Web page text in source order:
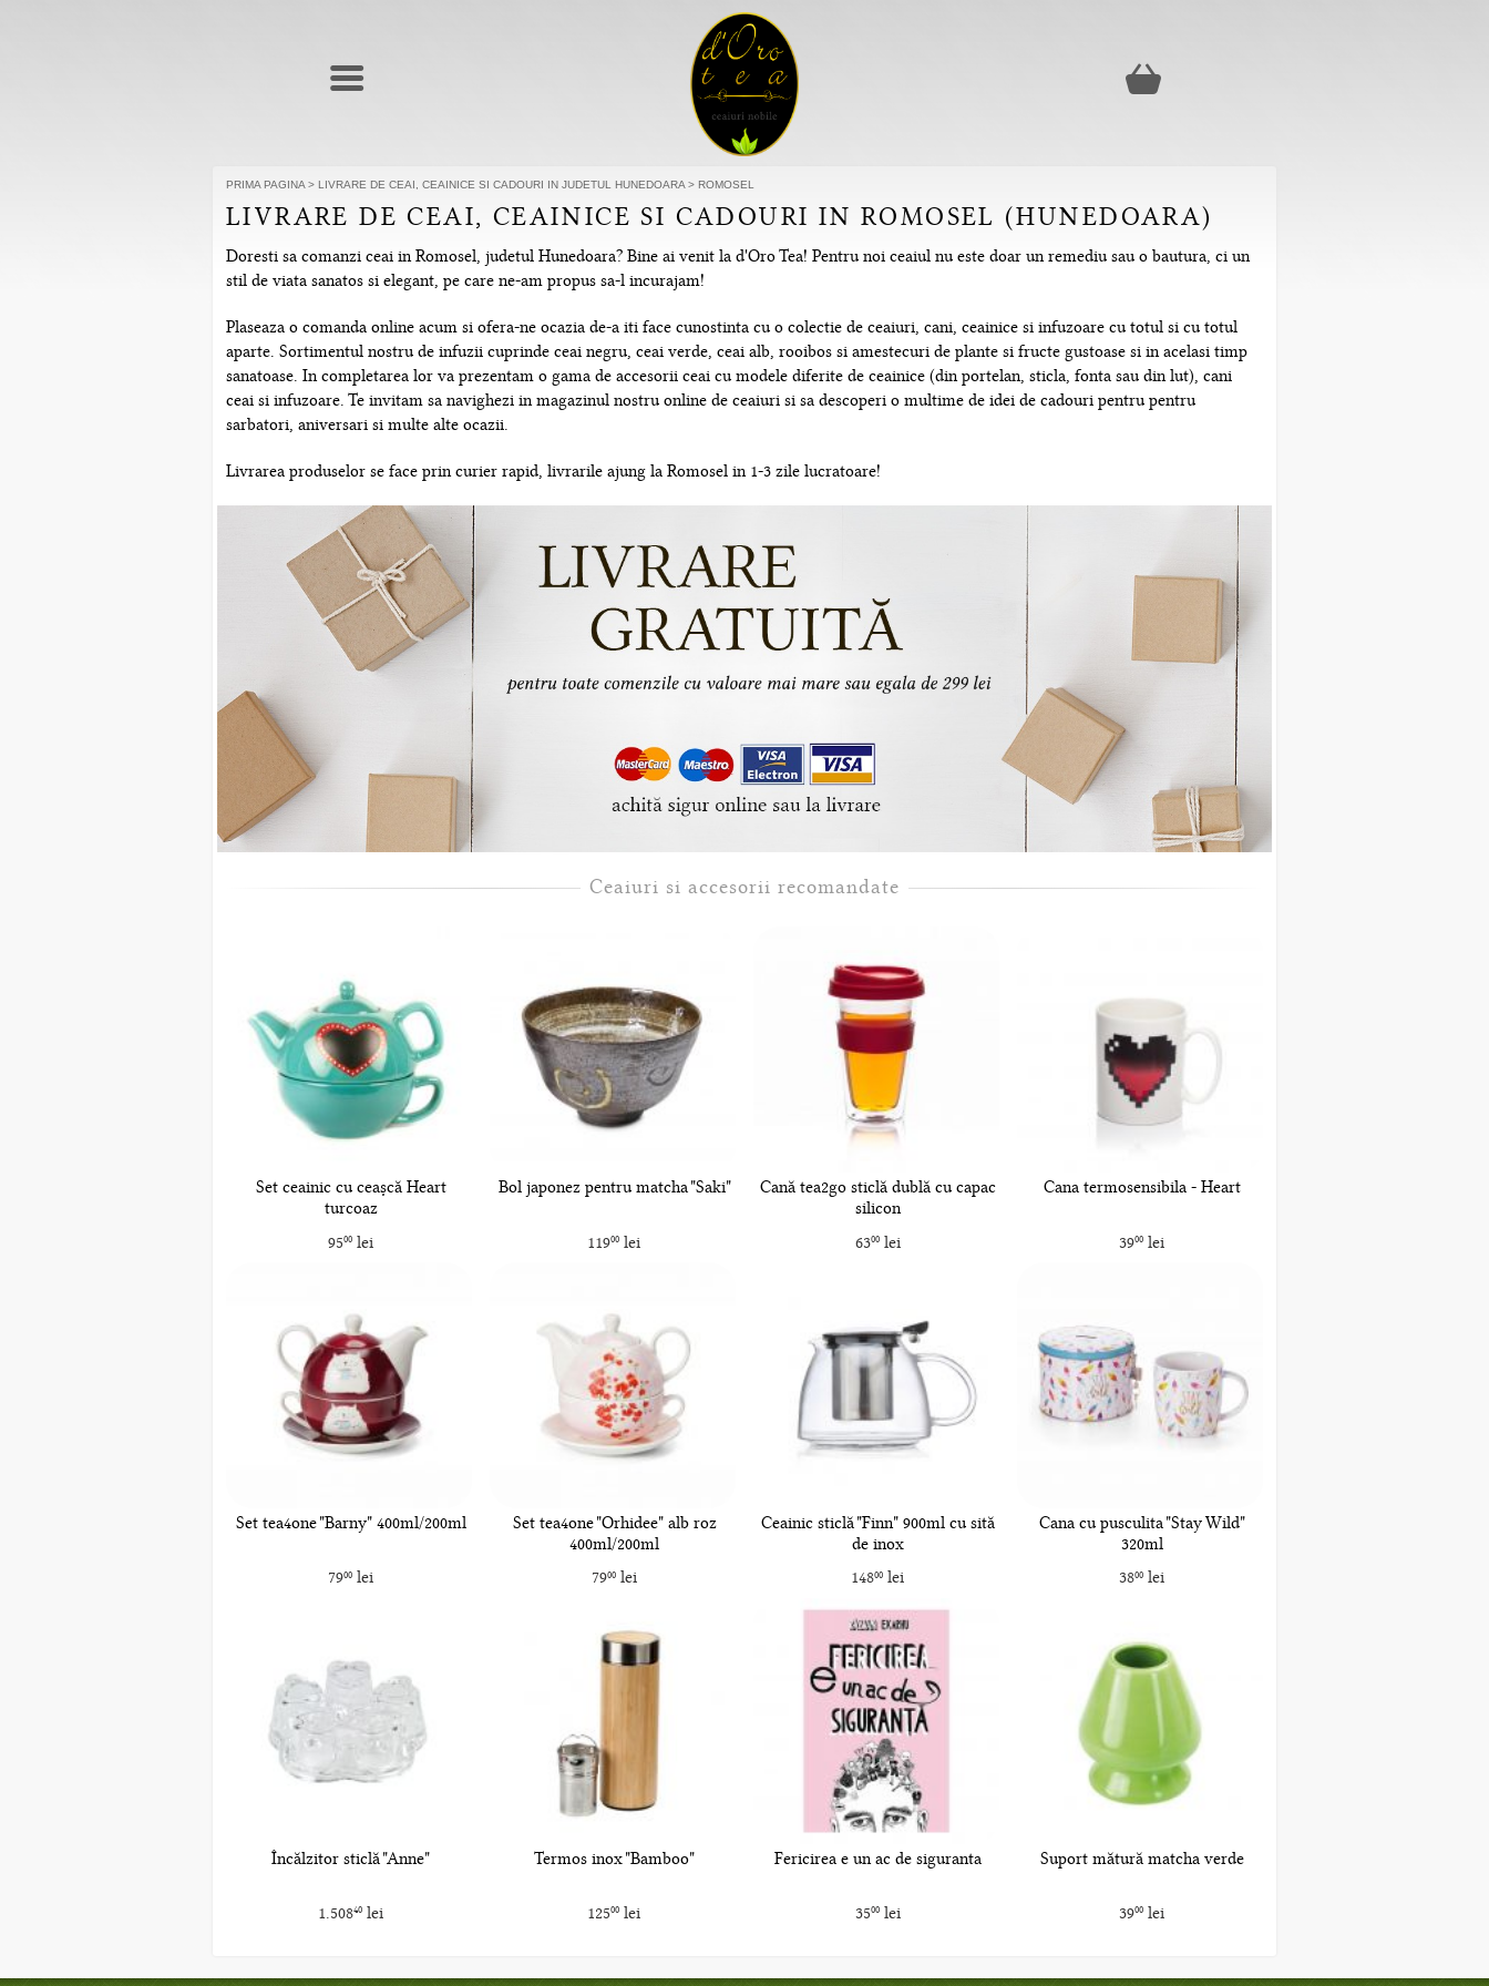
PRIMA PAGINA > LIVRARE DE CEAI, CEAINICE SI CADOURI IN JUDETUL HUNEDOARA > ROMOSEL
LIVRARE DE CEAI, CEAINICE SI CADOURI IN ROMOSEL (HUNEDOARA)
Doresti sa comanzi ceai in Romosel, judetul Hunedoara? Bine ai venit la d'Oro Tea! Pentru noi ceaiul nu este doar un remediu sau o bautura, ci un
stil de viata sanatos si elegant, pe care ne-am propus sa-l incurajam!
Plaseaza o comanda online acum si ofera-ne ocazia de-a iti face cunostinta cu o colectie de ceaiuri, cani, ceainice si infuzoare cu totul si cu totul
aparte. Sortimentul nostru de infuzii cuprinde ceai negru, ceai verde, ceai alb, rooibos si amestecuri de plante si fructe gustoase si in acelasi timp
sanatoase. In completarea lor va prezentam o gama de accesorii ceai cu modele diferite de ceainice (din portelan, sticla, fonta sau din lut), cani
ceai si infuzoare. Te invitam sa navighezi in magazinul nostru online de ceaiuri si sa descoperi o multime de idei de cadouri pentru pentru
sarbatori, aniversari si multe alte ocazii.
Livrarea produselor se face prin curier rapid, livrarile ajung la Romosel in 1-3 zile lucratoare!
Ceaiuri si accesorii recomandate
Set ceainic cu ceașcă Heart
turcoaz
9500lei
Bol japonez pentru matcha "Saki"
11900 lei
Cană tea2go sticlă dublă cu capac
silicon
6300lei
Cana termosensibila - Heart
3900lei
Set tea4one "Barny" 400ml/200ml
7900lei
Set tea4one "Orhidee" alb roz
400ml/200ml
7900lei
Ceainic sticlă "Finn" 900ml cu sită
de inox
14800 lei
Cana cu pusculita "Stay Wild"
320ml
3800lei
Încălzitor sticlă "Anne"
1.50840lei
Termos inox "Bamboo"
12500 lei
Fericirea e un ac de siguranta
3500lei
Suport mătură matcha verde
3900lei